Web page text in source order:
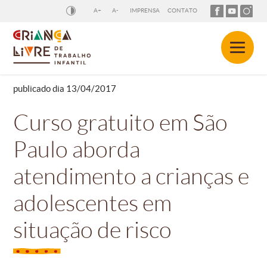
A+ A- IMPRENSA CONTATO
publicado dia 13/04/2017
Curso gratuito em São
Paulo aborda
atendimento a crianças e
adolescentes em
situação de risco